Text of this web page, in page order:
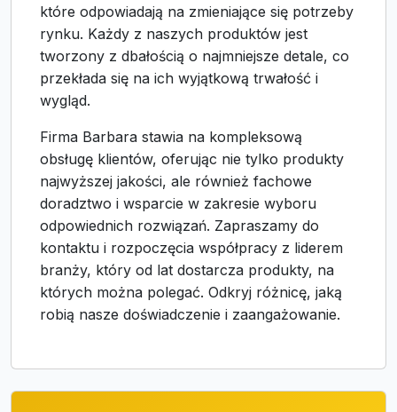
które odpowiadają na zmieniające się potrzeby
rynku. Każdy z naszych produktów jest
tworzony z dbałością o najmniejsze detale, co
przekłada się na ich wyjątkową trwałość i
wygląd.
Firma Barbara stawia na kompleksową
obsługę klientów, oferując nie tylko produkty
najwyższej jakości, ale również fachowe
doradztwo i wsparcie w zakresie wyboru
odpowiednich rozwiązań. Zapraszamy do
kontaktu i rozpoczęcia współpracy z liderem
branży, który od lat dostarcza produkty, na
których można polegać. Odkryj różnicę, jaką
robią nasze doświadczenie i zaangażowanie.